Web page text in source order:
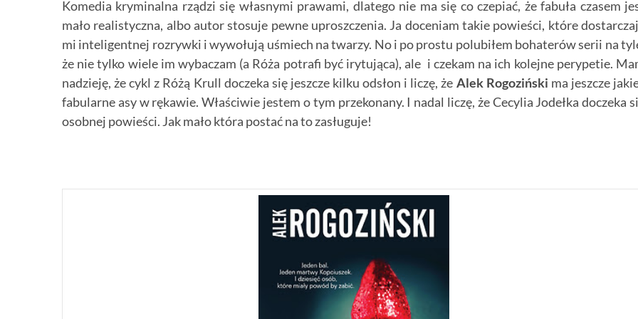
Komedia kryminalna rządzi się własnymi prawami, dlatego nie ma się co czepiać, że fabuła czasem
mało realistyczna, albo autor stosuje pewne uproszczenia. Ja doceniam takie powieści, które
mi inteligentnej rozrywki i wywołują uśmiech na twarzy. No i po prostu polubiłem bohaterów serii na
że nie tylko wiele im wybaczam (a Róża potrafi być irytująca), ale i czekam na ich kolejne perypetie.
nadzieję, że cykl z Różą Krull doczeka się jeszcze kilku odsłon i liczę, że Alek Rogoziński ma jeszcze
fabularne asy w rękawie. Właściwie jestem o tym przekonany. I nadal liczę, że Cecylia Jodełka doczeka
osobnej powieści. Jak mało która postać na to zasługuje!